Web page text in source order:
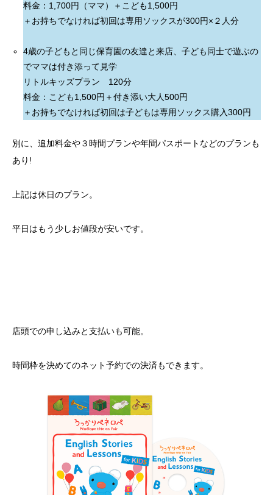
料金：1,700円（ママ）＋こども1,500円
＋お持ちでなければ初回は専用ソックスが300円×２人分
4歳の子どもと同じ保育園の友達と来店、子ども同士で遊ぶの
でママは付き添って見学
リトルキッズプラン 120分
料金：こども1,500円＋付き添い大人500円
＋お持ちでなければ初回は子どもは専用ソックス購入300円
別に、追加料金や３時間プランや年間パスポートなどのプランも
あり!
上記は休日のプラン。
平日はもう少しお値段が安いです。
店頭での申し込みと支払いも可能。
時間枠を決めてのネット予約での決済もできます。